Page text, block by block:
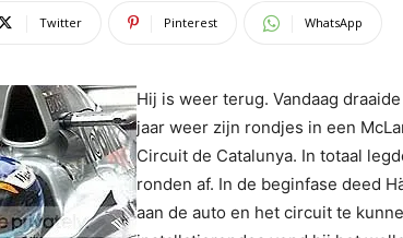
Twitter Pinterest WhatsApp
Hij is weer terug. Vandaag
jaar weer zijn rondjes in een
Circuit de Catalunya. In totaal
ronden af. In de beginfase deed
aan de auto en het circuit te